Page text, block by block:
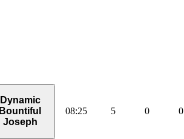
Dynamic
Bountiful
Joseph
08:25 5 0 0